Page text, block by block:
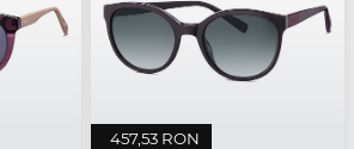
457,53 RON